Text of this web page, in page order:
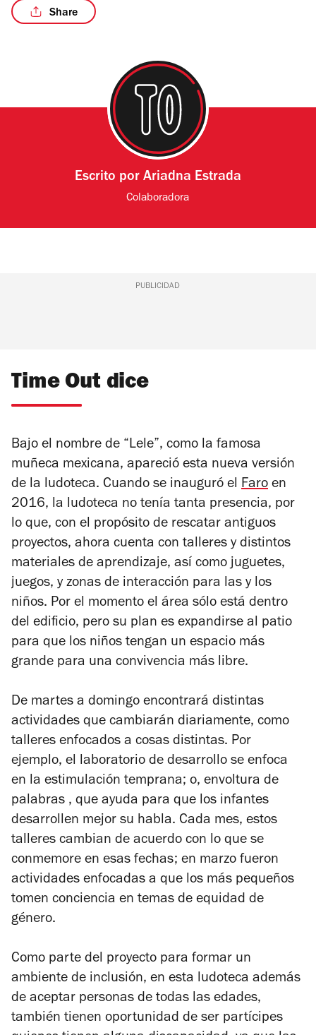
Share
Escrito por Ariadna Estrada
Colaboradora
PUBLICIDAD
Time Out dice
Bajo el nombre de “Lele”, como la famosa
muñeca mexicana, apareció esta nueva versión
de la ludoteca. Cuando se inauguró el Faro en
2016, la ludoteca no tenía tanta presencia, por
lo que, con el propósito de rescatar antiguos
proyectos, ahora cuenta con talleres y distintos
materiales de aprendizaje, así como juguetes,
juegos, y zonas de interacción para las y los
niños. Por el momento el área sólo está dentro
del edificio, pero su plan es expandirse al patio
para que los niños tengan un espacio más
grande para una convivencia más libre.
De martes a domingo encontrará distintas
actividades que cambiarán diariamente, como
talleres enfocados a cosas distintas. Por
ejemplo, el laboratorio de desarrollo se enfoca
en la estimulación temprana; o, envoltura de
palabras , que ayuda para que los infantes
desarrollen mejor su habla. Cada mes, estos
talleres cambian de acuerdo con lo que se
conmemore en esas fechas; en marzo fueron
actividades enfocadas a que los más pequeños
tomen conciencia en temas de equidad de
género.
Como parte del proyecto para formar un
ambiente de inclusión, en esta ludoteca además
de aceptar personas de todas las edades,
también tienen oportunidad de ser partícipes